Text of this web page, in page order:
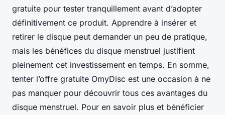
gratuite pour tester tranquillement avant d’adopter
définitivement ce produit. Apprendre à insérer et
retirer le disque peut demander un peu de pratique,
mais les bénéfices du disque menstruel justifient
pleinement cet investissement en temps. En somme,
tenter l’offre gratuite OmyDisc est une occasion à ne
pas manquer pour découvrir tous ces avantages du
disque menstruel. Pour en savoir plus et bénéficier